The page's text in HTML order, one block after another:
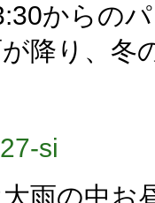
からの
降り、冬
雨の中お